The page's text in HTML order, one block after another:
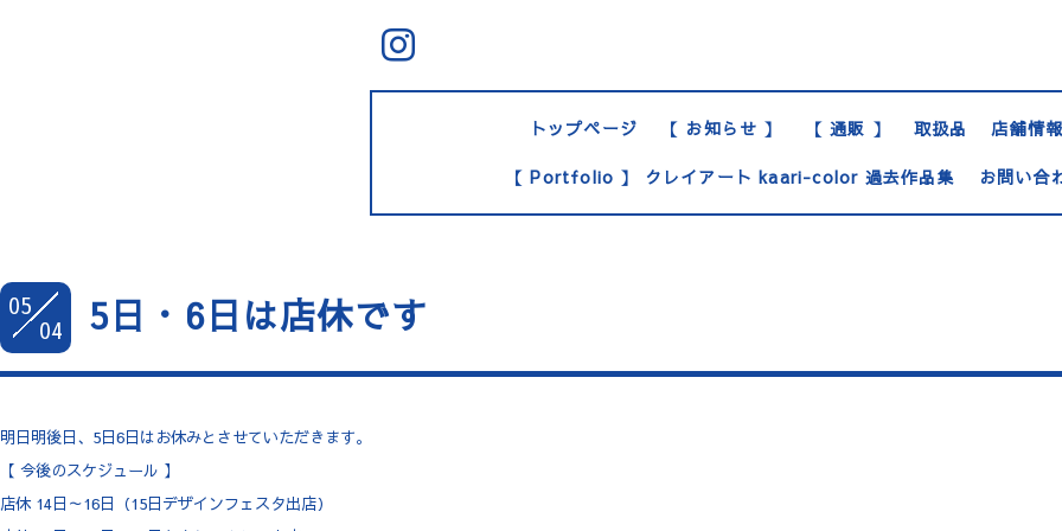
トップページ 【 お知らせ 】 【 通販 】 取扱品 店舗情
【 Portfolio 】 クレイアート kaari-color 過去作品集 お問い合
05
04
5日・6日は店休です
明日明後日、5日6日はお休みとさせていただきます。
【 今後のスケジュール 】
店休 14日～16日（15日デザインフェスタ出店）